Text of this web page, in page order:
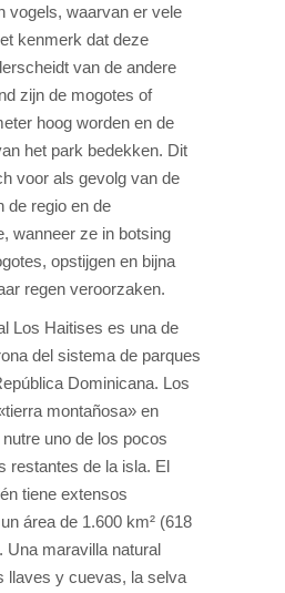
vogels, waarvan er vele
kenmerk dat deze
van de andere
zijn de mogotes of
hoog worden en de
het park bedekken. Dit
voor als gevolg van de
de regio en de
wanneer ze in botsing
opstijgen en bijna
regen veroorzaken.
Los Haitises es una de
del sistema de parques
Dominicana. Los
montañosa» en
uno de los pocos
restantes de la isla. El
tiene extensos
área de 1.600 km² (618
Una maravilla natural
llaves y cuevas, la selva